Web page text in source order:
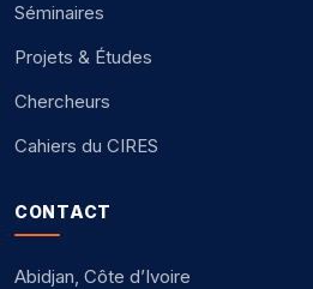
Séminaires
Projets & Études
Chercheurs
Cahiers du CIRES
CONTACT
Abidjan, Côte d’Ivoire